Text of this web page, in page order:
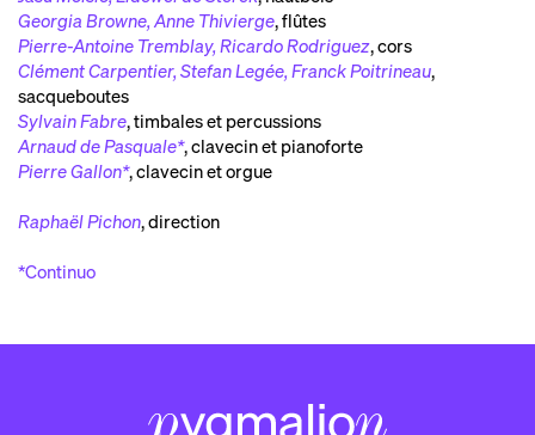
Georgia Browne, Anne Thivierge,flûtes
Pierre-Antoine Tremblay, Ricardo Rodriguez,cors
Clément Carpentier, Stefan Legée, Franck Poitrineau,
sacqueboutes
Sylvain Fabre,timbales et percussions
Arnaud de Pasquale*,clavecin et pianoforte
Pierre Gallon*,clavecin et orgue
Raphaël Pichon,direction
*Continuo